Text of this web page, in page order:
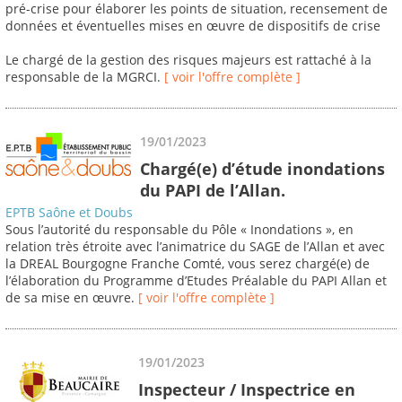
pré-crise pour élaborer les points de situation, recensement de
données et éventuelles mises en œuvre de dispositifs de crise
Le chargé de la gestion des risques majeurs est rattaché à la
responsable de la MGRCI. [ voir l'offre complète ]
19/01/2023
Chargé(e) d’étude inondations
du PAPI de l’Allan.
EPTB Saône et Doubs
Sous l’autorité du responsable du Pôle « Inondations », en
relation très étroite avec l’animatrice du SAGE de l’Allan et avec
la DREAL Bourgogne Franche Comté, vous serez chargé(e) de
l’élaboration du Programme d’Etudes Préalable du PAPI Allan et
de sa mise en œuvre. [ voir l'offre complète ]
19/01/2023
Inspecteur / Inspectrice en